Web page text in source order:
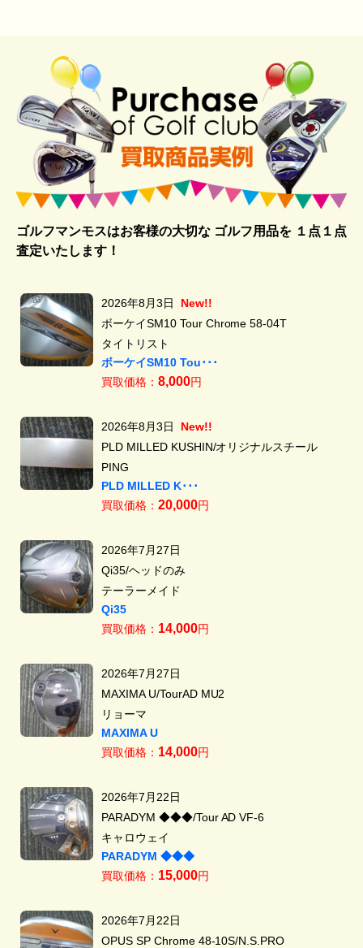
ゴルフマンモスはお客様の大切な ゴルフ用品を１点１点
査定いたします！
2026年8月3日
New!!
ボーケイSM10 Tour Chrome 58-04T
タイトリスト
ボーケイSM10 Tou･･･
買取価格： 8,000円
2026年8月3日
New!!
PLD MILLED KUSHIN/オリジナルスチール
PING
PLD MILLED K･･･
買取価格： 20,000円
2026年7月27日
Qi35/ヘッドのみ
テーラーメイド
Qi35
買取価格： 14,000円
2026年7月27日
MAXIMA U/TourAD MU2
リョーマ
MAXIMA U
買取価格： 14,000円
2026年7月22日
PARADYM ◆◆◆/Tour AD VF-6
キャロウェイ
PARADYM ◆◆◆
買取価格： 15,000円
2026年7月22日
OPUS SP Chrome 48-10S/N.S.PRO